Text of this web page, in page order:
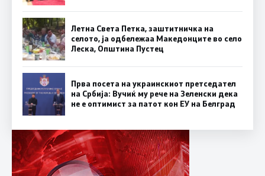
Летна Света Петка, заштитничка на
селото, ја одбележаа Македонците во село
Леска, Општина Пустец
Прва посета на украинскиот претседател
на Србија: Вучиќ му рече на Зеленски дека
не е оптимист за патот кон ЕУ на Белград